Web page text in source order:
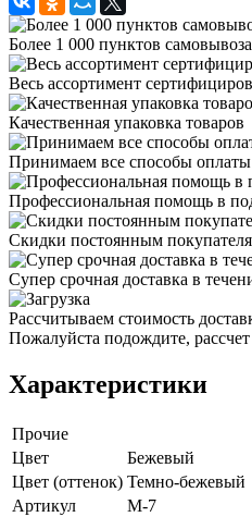
Более 1 000 пунктов
Весь ассортимент
Качественная упаковка товаров
Принимаем все способы оплаты
Профессиональная помощь в
Скидки постоянным
Супер срочная доставка в
Рассчитываем стоимость
Пожалуйста подождите,
Характеристики
Прочие
Цвет
Бежевый
Цвет (оттенок) Темно-бежевый
Артикул
M-7